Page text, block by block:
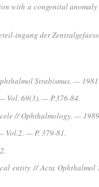
with a congenital
ingung der
Strabismus. —
Vol. 69(3). — P.376-84.
// Ophthalmology. —
Vol.2. — P. 379-81.
entity // Acta